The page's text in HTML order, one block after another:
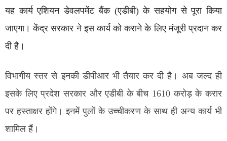
यह कार्य एशियन डेवलपमेंट बैंक (एडीबी) के सहयोग से पूरा किया
जाएगा। केंद्र सरकार ने इस कार्य को कराने के लिए मंजूरी प्रदान कर
दी है।
विभागीय स्तर से इनकी डीपीआर भी तैयार कर दी है। अब जल्द ही
इसके लिए प्रदेश सरकार और एडीबी के बीच 1610 करोड़ के करार
पर हस्ताक्षर होंगे। इनमें पुलों के उच्चीकरण के साथ ही अन्य कार्य भी
शामिल हैं।